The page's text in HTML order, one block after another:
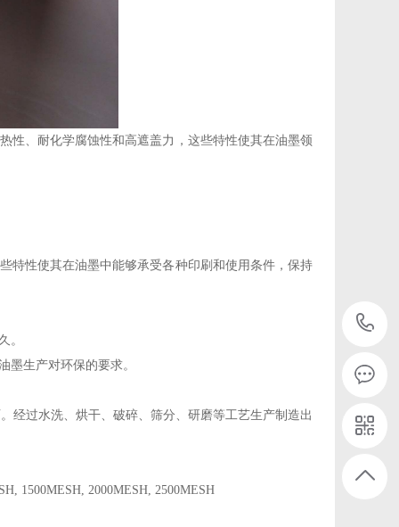
性、耐化学腐蚀性和高遮盖力，这些特性使其在油墨领
特性使其在油墨中能够承受各种印刷和使用条件，保持
。
墨生产对环保的要求‌。
经过水洗、烘干、破碎、筛分、研磨等工艺生产制造出
1500MESH, 2000MESH, 2500MESH